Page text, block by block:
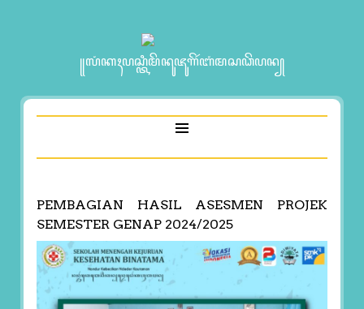
꧋ꦭꦁꦏꦃꦥꦱ꧀ꦠꦶꦩꦼꦤꦸꦗꦸꦒꦼꦂꦧꦁꦩꦱꦣꦼꦥꦤ꧀
PEMBAGIAN HASIL ASESMEN PROJEK
SEMESTER GENAP 2024/2025